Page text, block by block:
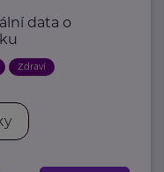
data o
Zdraví